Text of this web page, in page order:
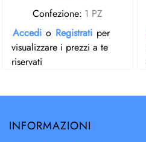
Confezione: 1 PZ
Accedi o Registrati per
visualizzare i prezzi a te
riservati
INFORMAZIONI